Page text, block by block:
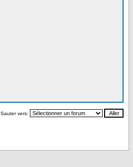
Sauter vers: